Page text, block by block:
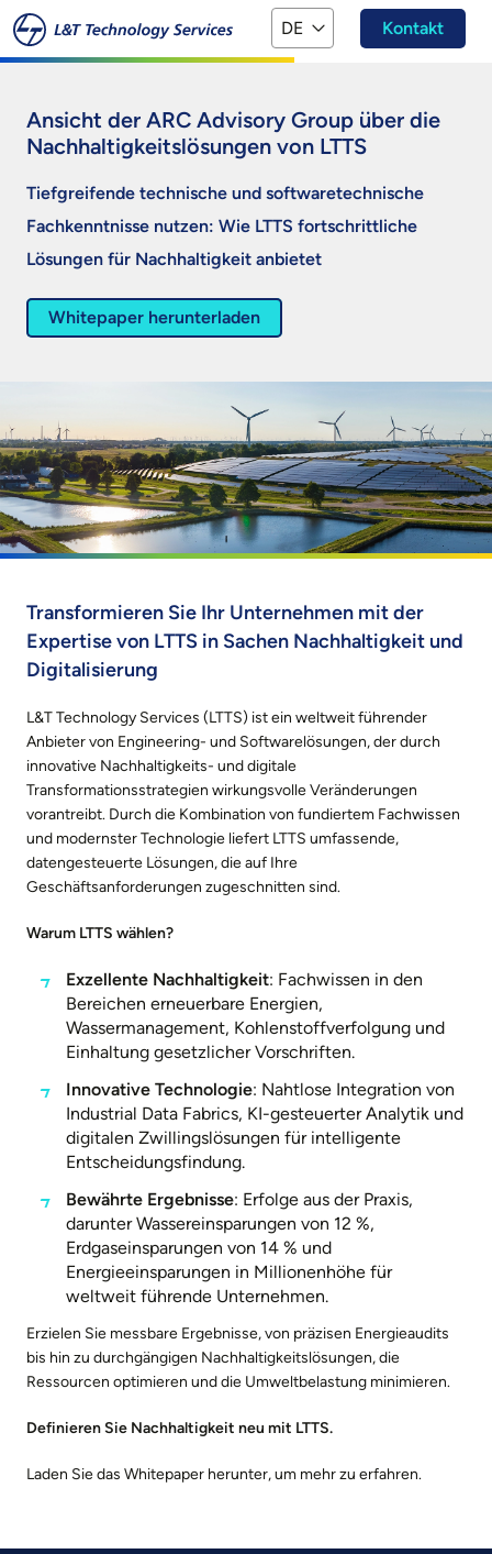
Zum Hauptinhalt springen
DE Kontakt
Ansicht der ARC Advisory Group über die
Nachhaltigkeitslösungen von LTTS
Tiefgreifende technische und softwaretechnische
Fachkenntnisse nutzen: Wie LTTS fortschrittliche
Lösungen für Nachhaltigkeit anbietet
Whitepaper herunterladen
Transformieren Sie Ihr Unternehmen mit der
Expertise von LTTS in Sachen Nachhaltigkeit und
Digitalisierung
L&T Technology Services (LTTS) ist ein weltweit führender
Anbieter von Engineering- und Softwarelösungen, der durch
innovative Nachhaltigkeits- und digitale
Transformationsstrategien wirkungsvolle Veränderungen
vorantreibt. Durch die Kombination von fundiertem Fachwissen
und modernster Technologie liefert LTTS umfassende,
datengesteuerte Lösungen, die auf Ihre
Geschäftsanforderungen zugeschnitten sind.
Warum LTTS wählen?
Exzellente Nachhaltigkeit: Fachwissen in den
Bereichen erneuerbare Energien,
Wassermanagement, Kohlenstoffverfolgung und
Einhaltung gesetzlicher Vorschriften.
Innovative Technologie: Nahtlose Integration von
Industrial Data Fabrics, KI-gesteuerter Analytik und
digitalen Zwillingslösungen für intelligente
Entscheidungsfindung.
Bewährte Ergebnisse: Erfolge aus der Praxis,
darunter Wassereinsparungen von 12 %,
Erdgaseinsparungen von 14 % und
Energieeinsparungen in Millionenhöhe für
weltweit führende Unternehmen.
Erzielen Sie messbare Ergebnisse, von präzisen Energieaudits
bis hin zu durchgängigen Nachhaltigkeitslösungen, die
Ressourcen optimieren und die Umweltbelastung minimieren.
Definieren Sie Nachhaltigkeit neu mit LTTS.
Laden Sie das Whitepaper herunter, um mehr zu erfahren.